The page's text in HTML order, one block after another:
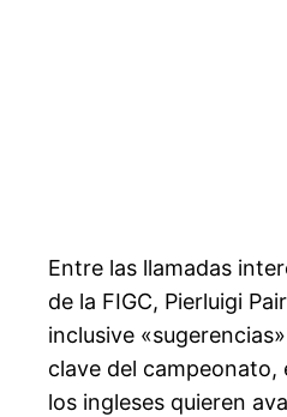
Entre las llamadas
de la FIGC, Pierluigi
inclusive
clave del campeonato,
los ingleses quieren